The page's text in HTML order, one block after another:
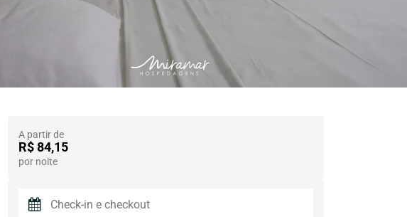
A partir de
R$ 84,15
por noite